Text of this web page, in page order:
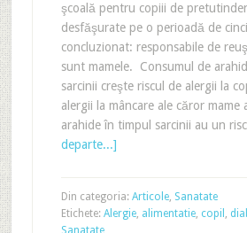
şcoală pentru copiii de
desfăşurate pe o perioadă de
concluzionat: responsabile de
sunt mamele. Consumul de
sarcinii creşte riscul de alergii la
alergii la mâncare ale căror mame
arahide în timpul sarcinii au un
departe...]
Din categoria: Articole, Sanatate
Etichete: Alergie, alimentatie, copil ,
Sanatate